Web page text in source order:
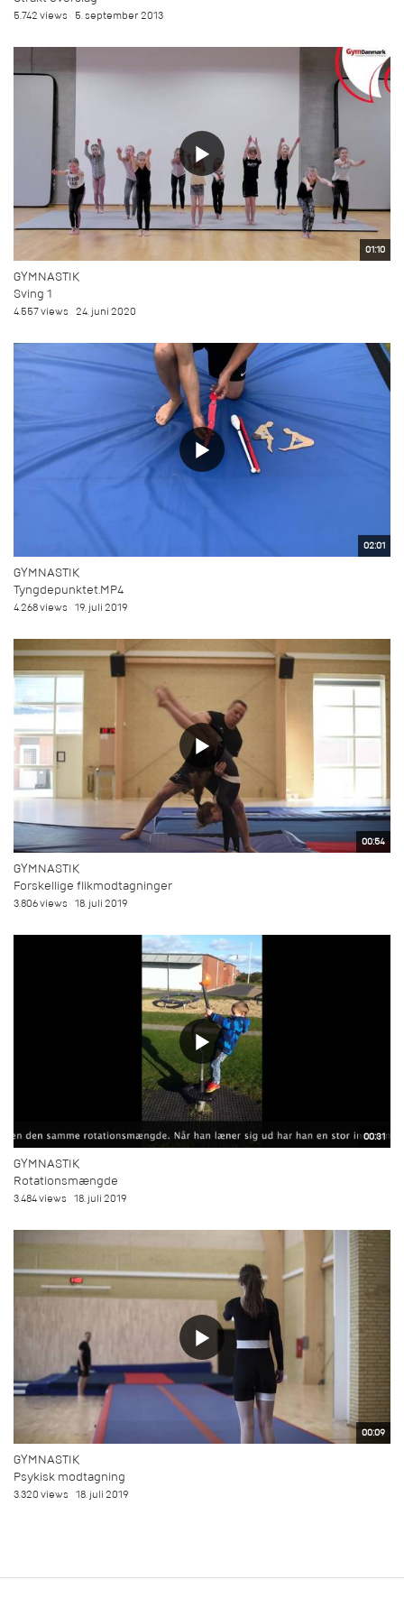
5.742 views 5. september 2013
01:10
GYMNASTIK
Sving 1
4.557 views 24. juni 2020
02:01
GYMNASTIK
Tyngdepunktet.MP4
4.268 views 19. juli 2019
00:54
GYMNASTIK
Forskellige flikmodtagninger
3.806 views 18. juli 2019
00:31
GYMNASTIK
Rotationsmængde
3.484 views 18. juli 2019
00:09
GYMNASTIK
Psykisk modtagning
3.320 views 18. juli 2019